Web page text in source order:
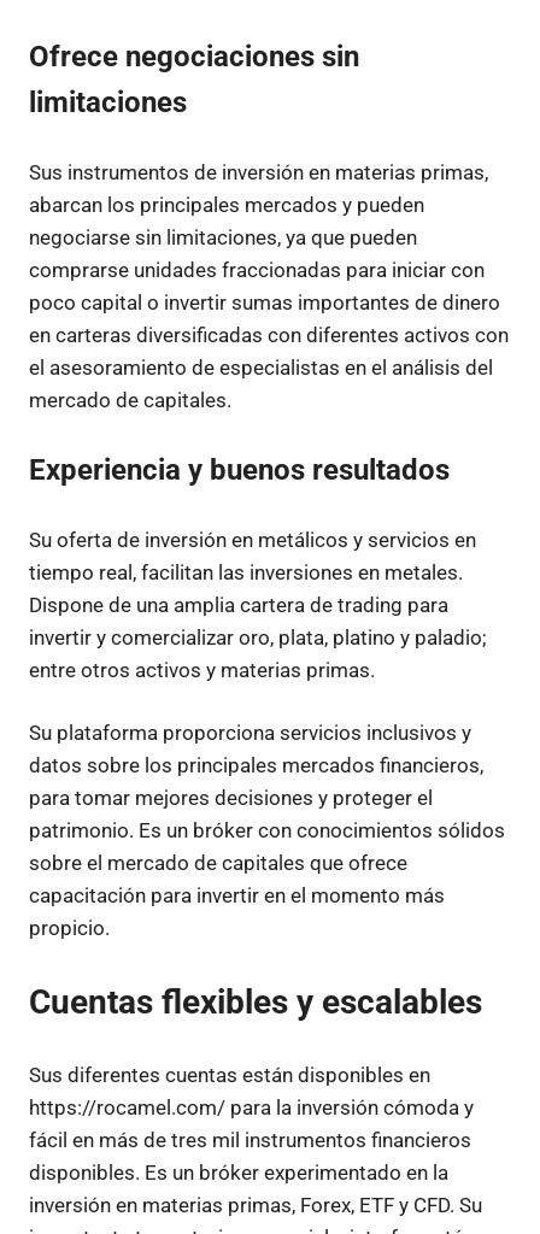
Ofrece negociaciones sin
limitaciones
Sus instrumentos de inversión en materias primas,
abarcan los principales mercados y pueden
negociarse sin limitaciones, ya que pueden
comprarse unidades fraccionadas para iniciar con
poco capital o invertir sumas importantes de dinero
en carteras diversificadas con diferentes activos con
el asesoramiento de especialistas en el análisis del
mercado de capitales.
Experiencia y buenos resultados
Su oferta de inversión en metálicos y servicios en
tiempo real, facilitan las inversiones en metales.
Dispone de una amplia cartera de trading para
invertir y comercializar oro, plata, platino y paladio;
entre otros activos y materias primas.
Su plataforma proporciona servicios inclusivos y
datos sobre los principales mercados financieros,
para tomar mejores decisiones y proteger el
patrimonio. Es un bróker con conocimientos sólidos
sobre el mercado de capitales que ofrece
capacitación para invertir en el momento más
propicio.
Cuentas flexibles y escalables
Sus diferentes cuentas están disponibles en
https://rocamel.com/ para la inversión cómoda y
fácil en más de tres mil instrumentos financieros
disponibles. Es un bróker experimentado en la
inversión en materias primas, Forex, ETF y CFD. Su